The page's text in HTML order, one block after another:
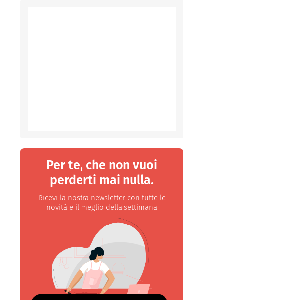
Per te, che non vuoi
perderti mai nulla.
Ricevi la nostra newsletter con tutte le
novità e il meglio della settimana